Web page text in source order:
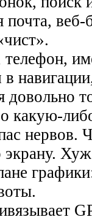
почта,
телефон,
довольно
какую-
нервов.
экрану.